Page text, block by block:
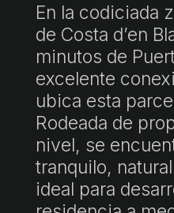
En la codiciada
de Costa d’en
minutos de
excelente
ubica esta
Rodeada de
nivel, se
tranquilo,
ideal para